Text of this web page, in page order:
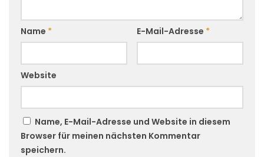
Name * E-Mail-Adresse *
Website
Name, E-Mail-Adresse und Website in diesem
Browser für meinen nächsten Kommentar
speichern.